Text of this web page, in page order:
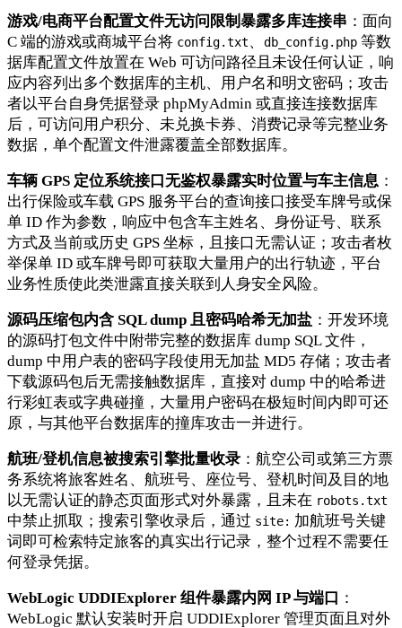
游戏/电商平台配置文件无访问限制暴露多库连接串 ：面向
C 端的游戏或商城平台将 config.txt、 db_config.php 等数
据库配置文件放置在 Web 可访问路径且未设任何认证，响
应内容列出多个数据库的主机、用户名和明文密码；攻击
者以平台自身凭据登录 phpMyAdmin 或直接连接数据库
后，可访问用户积分、未兑换卡券、消费记录等完整业务
数据，单个配置文件泄露覆盖全部数据库。
车辆 GPS 定位系统接口无鉴权暴露实时位置与车主信息 ：
出行保险或车载 GPS 服务平台的查询接口接受车牌号或保
单 ID 作为参数，响应中包含车主姓名、身份证号、联系
方式及当前或历史 GPS 坐标，且接口无需认证；攻击者枚
举保单 ID 或车牌号即可获取大量用户的出行轨迹，平台
业务性质使此类泄露直接关联到人身安全风险。
源码压缩包内含 SQL dump 且密码哈希无加盐 ：开发环境
的源码打包文件中附带完整的数据库 dump SQL 文件，
dump 中用户表的密码字段使用无加盐 MD5 存储；攻击者
下载源码包后无需接触数据库，直接对 dump 中的哈希进
行彩虹表或字典碰撞，大量用户密码在极短时间内即可还
原，与其他平台数据库的撞库攻击一并进行。
航班/登机信息被搜索引擎批量收录 ：航空公司或第三方票
务系统将旅客姓名、航班号、座位号、登机时间及目的地
以无需认证的静态页面形式对外暴露，且未在 robots.txt
中禁止抓取；搜索引擎收录后，通过 site: 加航班号关键
词即可检索特定旅客的真实出行记录，整个过程不需要任
何登录凭据。
WebLogic UDDIExplorer 组件暴露内网 IP 与端口 ：
WebLogic 默认安装时开启 UDDIExplorer 管理页面且对外